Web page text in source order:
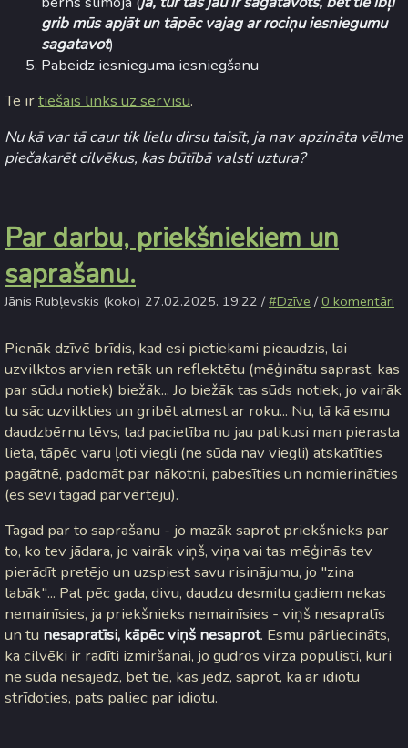
grib mūs apjāt un tāpēc vajag ar rociņu iesniegumu
sagatavot)
Pabeidz iesnieguma iesniegšanu
Te irtiešais links uz servisu.
Nu kā var tā caur tik lielu dirsu taisīt, ja nav apzināta vēlme
piečakarēt cilvēkus, kas būtībā valsti uztura?
Par darbu, priekšniekiem un
saprašanu.
Jānis Rubļevskis (koko) 27.02.2025. 19:22 /#Dzīve /0 komentāri
Pienāk dzīvē brīdis, kad esi pietiekami pieaudzis, lai
uzvilktos arvien retāk un reflektētu (mēģinātu saprast, kas
par sūdu notiek) biežāk... Jo biežāk tas sūds notiek, jo vairāk
tu sāc uzvilkties un gribēt atmest ar roku... Nu, tā kā esmu
daudzbērnu tēvs, tad pacietība nu jau palikusi man pierasta
lieta, tāpēc varu ļoti viegli (ne sūda nav viegli) atskatīties
pagātnē, padomāt par nākotni, pabesīties un nomierināties
(es sevi tagad pārvērtēju).
Tagad par to saprašanu - jo mazāk saprot priekšnieks par
to, ko tev jādara, jo vairāk viņš, viņa vai tas mēģinās tev
pierādīt pretējo un uzspiest savu risinājumu, jo "zina
labāk"... Pat pēc gada, divu, daudzu desmitu gadiem nekas
nemainīsies, ja priekšnieks nemainīsies - viņš nesapratīs
un tu nesapratīsi, kāpēc viņš nesaprot. Esmu pārliecināts,
ka cilvēki ir radīti izmiršanai, jo gudros virza populisti, kuri
ne sūda nesajēdz, bet tie, kas jēdz, saprot, ka ar idiotu
strīdoties, pats paliec par idiotu.